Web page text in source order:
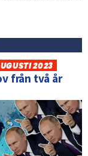
2023
från två år